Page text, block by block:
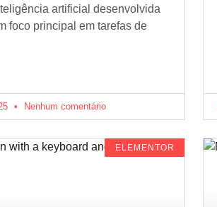
artificial desenvolvida
foco principal em tarefas de
Nenhum comentário
ELEMENTOR